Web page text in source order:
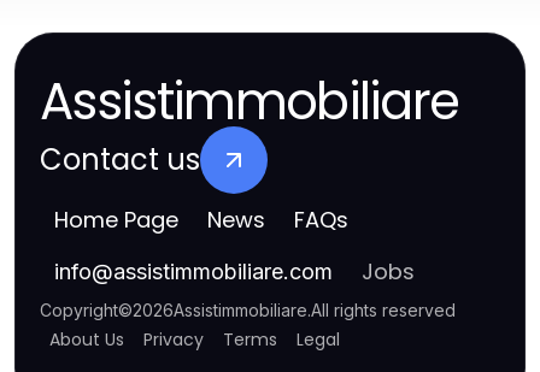
Assistimmobiliare
Contact us
Home Page News FAQs
info@assistimmobiliare.com Jobs
Copyright©2026Assistimmobiliare.All rights reserved
About Us Privacy Terms Legal